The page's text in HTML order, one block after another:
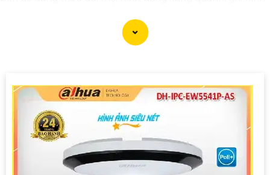
Sau đây mà một số lựa chọn camera tốt nhất dành cho bạn